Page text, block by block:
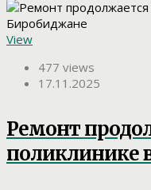
View
477 views
17.11.2025
Ремонт
поликлинике